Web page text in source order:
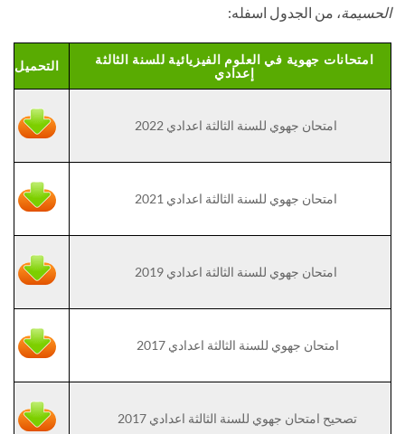
الحسيمة، من الجدول اسفله:
امتحانات جهوية في العلوم الفيزيائية للسنة الثالثة
إعدادي
التحميل
امتحان جهوي للسنة الثالثة اعدادي 2022
امتحان جهوي للسنة الثالثة اعدادي 2021
امتحان جهوي للسنة الثالثة اعدادي 2019
امتحان جهوي للسنة الثالثة اعدادي 2017
تصحيح امتحان جهوي للسنة الثالثة اعدادي 2017